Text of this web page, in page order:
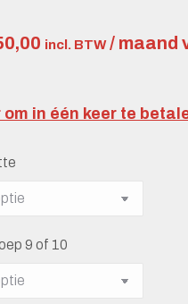
incl. BTW / maand
in één keer te
9 of 10